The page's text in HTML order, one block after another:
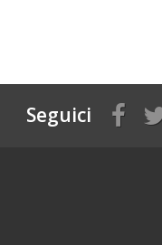
Seguici